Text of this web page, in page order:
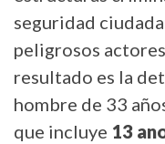
seguridad
peligrosos
resultado es la
hombre de 33
que incluye 13